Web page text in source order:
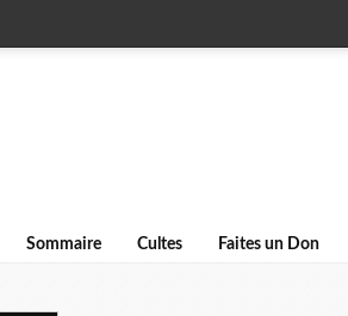
Sommaire Cultes Faites un Don